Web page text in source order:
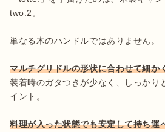
two.2。
単なる木のハンドルではありません。
マルチグリドルの形状に合わせて細か
装着時のガタつきが少なく、しっかり
イント。
料理が入った状態でも安定して持ち運